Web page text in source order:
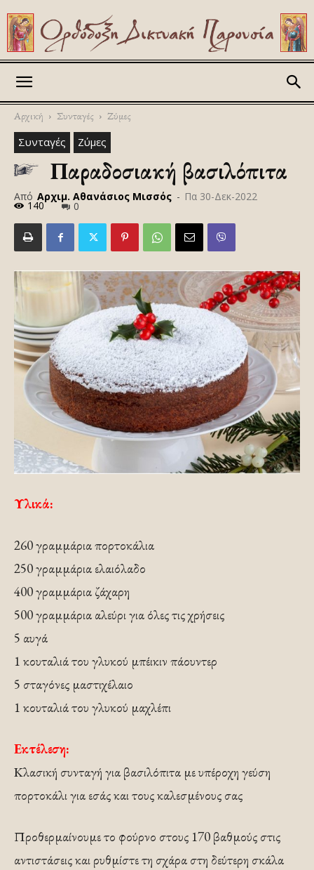
Αρχική Συνταγές Ζύμες
Συνταγές Ζύμες
Παραδοσιακή βασιλόπιτα
Από Αρχιμ. Αθανάσιος Μισσός - Πα 30-Δεκ-2022
140 0
Υλικά:
260 γραμμάρια πορτοκάλια
250 γραμμάρια ελαιόλαδο
400 γραμμάρια ζάχαρη
500 γραμμάρια αλεύρι για όλες τις χρήσεις
5 αυγά
1 κουταλιά του γλυκού μπέικιν πάουντερ
5 σταγόνες μαστιχέλαιο
1 κουταλιά του γλυκού μαχλέπι
Εκτέλεση:
Κλασική συνταγή για βασιλόπιτα με υπέροχη γεύση
πορτοκάλι για εσάς και τους καλεσμένους σας
Προθερμαίνουμε το φούρνο στους 170 βαθμούς στις
αντιστάσεις και ρυθμίστε τη σχάρα στη δεύτερη σκάλα